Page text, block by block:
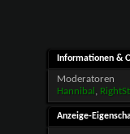
Informationen &
Moderatoren
Hannibal ,
Anzeige-